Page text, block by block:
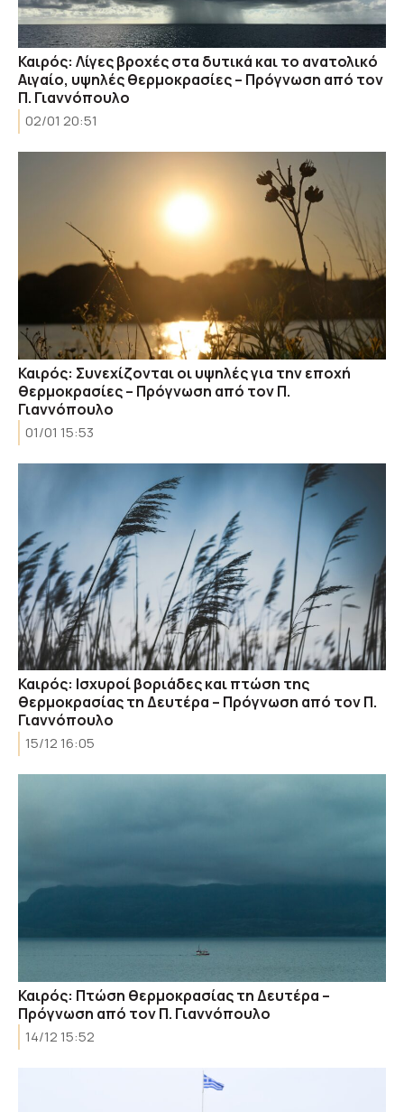
Καιρός: Λίγες βροχές στα δυτικά και το ανατολικό
Αιγαίο, υψηλές θερμοκρασίες – Πρόγνωση από τον
Π. Γιαννόπουλο
02/01 20:51
Καιρός: Συνεχίζονται οι υψηλές για την εποχή
θερμοκρασίες – Πρόγνωση από τον Π.
Γιαννόπουλο
01/01 15:53
Καιρός: Ισχυροί βοριάδες και πτώση της
θερμοκρασίας τη Δευτέρα – Πρόγνωση από τον Π.
Γιαννόπουλο
15/12 16:05
Καιρός: Πτώση θερμοκρασίας τη Δευτέρα –
Πρόγνωση από τον Π. Γιαννόπουλο
14/12 15:52